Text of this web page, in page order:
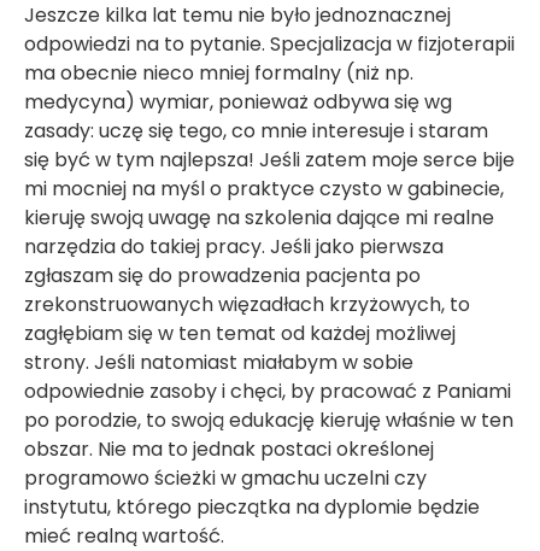
Jeszcze kilka lat temu nie było jednoznacznej
odpowiedzi na to pytanie. Specjalizacja w fizjoterapii
ma obecnie nieco mniej formalny (niż np.
medycyna) wymiar, ponieważ odbywa się wg
zasady: uczę się tego, co mnie interesuje i staram
się być w tym najlepsza! Jeśli zatem moje serce bije
mi mocniej na myśl o praktyce czysto w gabinecie,
kieruję swoją uwagę na szkolenia dające mi realne
narzędzia do takiej pracy. Jeśli jako pierwsza
zgłaszam się do prowadzenia pacjenta po
zrekonstruowanych więzadłach krzyżowych, to
zagłębiam się w ten temat od każdej możliwej
strony. Jeśli natomiast miałabym w sobie
odpowiednie zasoby i chęci, by pracować z Paniami
po porodzie, to swoją edukację kieruję właśnie w ten
obszar. Nie ma to jednak postaci określonej
programowo ścieżki w gmachu uczelni czy
instytutu, którego pieczątka na dyplomie będzie
mieć realną wartość.